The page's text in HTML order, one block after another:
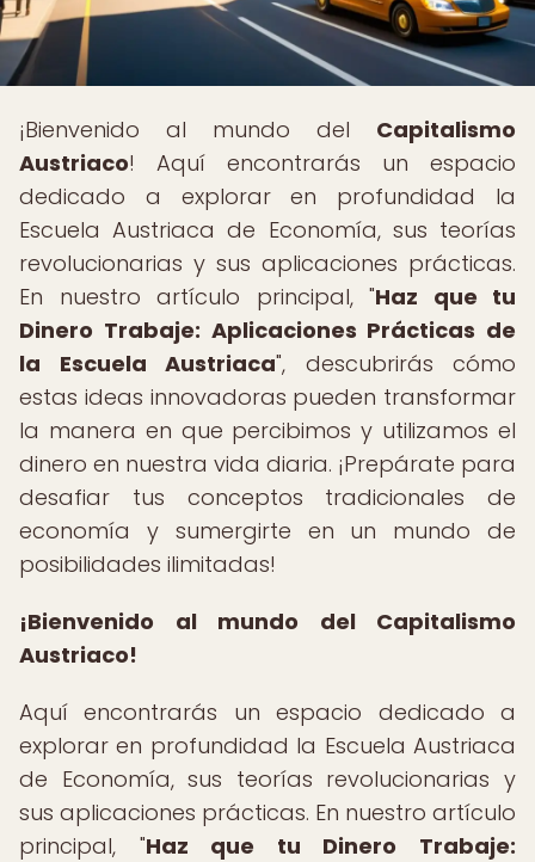
¡Bienvenido al mundo del Capitalismo
Austriaco! Aquí encontrarás un espacio
dedicado a explorar en profundidad la
Escuela Austriaca de Economía, sus teorías
revolucionarias y sus aplicaciones prácticas.
En nuestro artículo principal, "Haz que tu
Dinero Trabaje: Aplicaciones Prácticas de
la Escuela Austriaca", descubrirás cómo
estas ideas innovadoras pueden transformar
la manera en que percibimos y utilizamos el
dinero en nuestra vida diaria. ¡Prepárate para
desafiar tus conceptos tradicionales de
economía y sumergirte en un mundo de
posibilidades ilimitadas!
¡Bienvenido al mundo del Capitalismo
Austriaco!
Aquí encontrarás un espacio dedicado a
explorar en profundidad la Escuela Austriaca
de Economía, sus teorías revolucionarias y
sus aplicaciones prácticas. En nuestro artículo
principal, "Haz que tu Dinero Trabaje: